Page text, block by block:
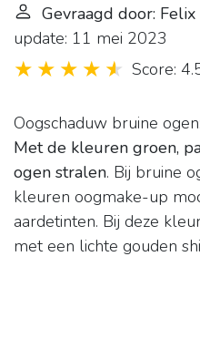
Gevraagd door:
update: 11 mei 2023
Score:
Oogschaduw bruine
Met de kleuren groen,
ogen stralen. Bij bruine
kleuren oogmake-up
aardetinten. Bij deze
met een lichte gouden